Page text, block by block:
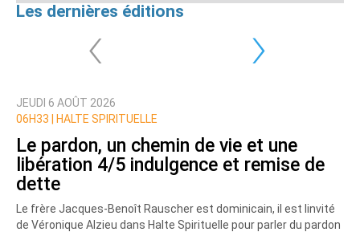
Les dernières éditions
‹ ›
JEUDI 6 AOÛT 2026
06H33 | HALTE SPIRITUELLE
Le pardon, un chemin de vie et une
libération 4/5 indulgence et remise de
dette
Le frère Jacques-Benoît Rauscher est dominicain, il est linvité
de Véronique Alzieu dans Halte Spirituelle pour parler du pardon